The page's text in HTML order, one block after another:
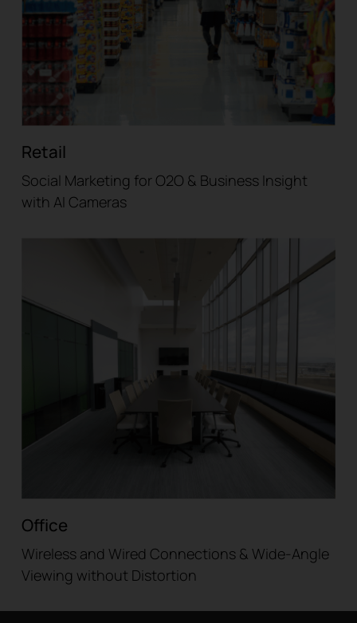
Retail
Social Marketing for O2O & Business Insight
with AI Cameras
Office
Wireless and Wired Connections & Wide-Angle
Viewing without Distortion